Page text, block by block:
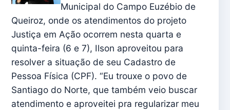
Municipal do Campo Euzébio de
Queiroz, onde os atendimentos do projeto
Justiça em Ação ocorrem nesta quarta e
quinta-feira (6 e 7), Ilson aproveitou para
resolver a situação de seu Cadastro de
Pessoa Física (CPF). “Eu trouxe o povo de
Santiago do Norte, que também veio buscar
atendimento e aproveitei pra regularizar meu